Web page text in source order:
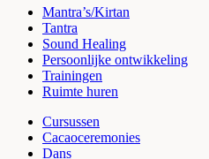
Mantra’s/Kirtan
Tantra
Sound Healing
Persoonlijke ontwikkeling
Trainingen
Ruimte huren
Cursussen
Cacaoceremonies
Dans